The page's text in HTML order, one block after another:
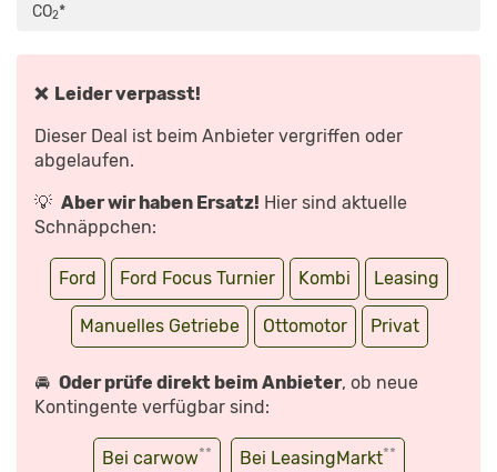
CO2*
❌ Leider verpasst!
Dieser Deal ist beim Anbieter vergriffen oder
abgelaufen.
💡 Aber wir haben Ersatz! Hier sind aktuelle
Schnäppchen:
Ford Ford Focus Turnier Kombi Leasing
Manuelles Getriebe Ottomotor Privat
🚘 Oder prüfe direkt beim Anbieter, ob neue
Kontingente verfügbar sind:
Bei carwow** Bei LeasingMarkt**